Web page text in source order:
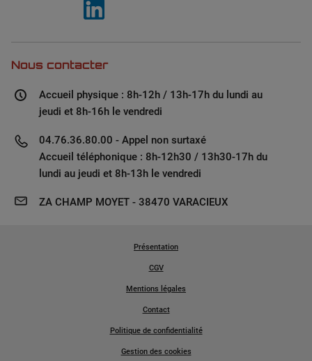
Nous contacter
Accueil physique : 8h-12h / 13h-17h du lundi au
jeudi et 8h-16h le vendredi
04.76.36.80.00 - Appel non surtaxé
Accueil téléphonique : 8h-12h30 / 13h30-17h du
lundi au jeudi et 8h-13h le vendredi
ZA CHAMP MOYET - 38470 VARACIEUX
Présentation
CGV
Mentions légales
Contact
Politique de confidentialité
Gestion des cookies